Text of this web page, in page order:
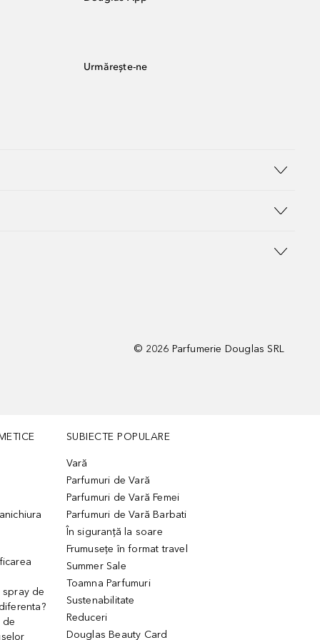
Urmărește-ne
© 2026 Parfumerie Douglas SRL
spray de
de
SUBIECTE POPULARE
Vară
Parfumuri de Vară
Parfumuri de Vară Femei
Parfumuri de Vară Barbati
În siguranță la soare
Frumusețe în format travel
Summer Sale
Toamna Parfumuri
Sustenabilitate
Reduceri
Douglas Beauty Card